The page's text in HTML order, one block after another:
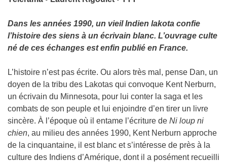
Dans les années 1990, un vieil Indien lakota confie
l’histoire des siens à un écrivain blanc. L’ouvrage culte
né de ces échanges est enfin publié en France.
L’histoire n’est pas écrite. Ou alors très mal, pense Dan, un
doyen de la tribu des Lakotas qui convoque Kent Nerburn,
un écrivain du Minnesota, pour lui conter la saga et les
combats de son peuple et lui enjoindre d’en tirer un livre
sincère. À l’époque où il entame l’écriture de Ni loup ni
chien, au milieu des années 1990, Kent Nerburn approche
de la cinquantaine, il est blanc et s’intéresse de près à la
culture des Indiens d’Amérique, dont il a posément recueilli